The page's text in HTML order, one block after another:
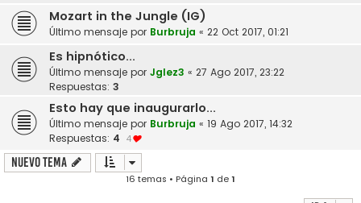
Mozart in the Jungle (IG)
Último mensaje por Burbruja « 22 Oct 2017, 01:21
Es hipnótico...
Último mensaje por Jglez3 « 27 Ago 2017, 23:22
Respuestas: 3
Esto hay que inaugurarlo...
Último mensaje por Burbruja « 19 Ago 2017, 14:32
Respuestas: 4 4
Nuevo Tema
16 temas • Página 1 de1